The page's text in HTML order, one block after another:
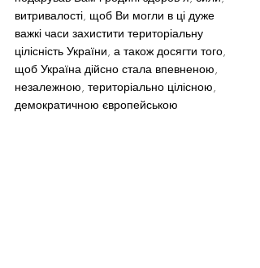
витривалості, щоб Ви могли в ці дуже
важкі часи захистити територіальну
цілісність України, а також досягти того,
щоб Україна дійсно стала впевненою,
незалежною, територіально цілісною,
демократичною європейською